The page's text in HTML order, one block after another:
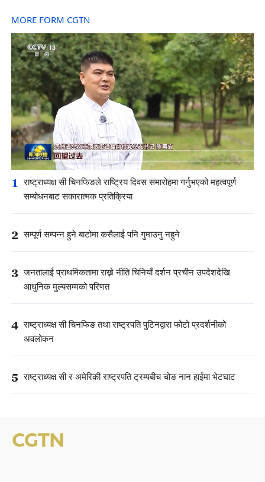
MORE FORM CGTN
1 राष्ट्राध्यक्ष सी चिनफिङले राष्ट्रिय दिवस समारोहमा गर्नुभएको महत्वपूर्ण
सम्बोधनबाट सकारात्मक प्रतिक्रिया
2 सम्पूर्ण सम्पन्न हुने बाटोमा कसैलाई पनि गुमाउनु नहुने
3 जनतालाई प्राथमिकतामा राख्ने नीति चिनियाँ दर्शन प्रचीन उपदेशदेखि
आधुनिक मुल्यसम्मको परिणत
4 राष्ट्राध्यक्ष सी चिनफिङ तथा राष्ट्रपति पुटिनद्वारा फोटो प्रदर्शनीको
अवलोकन
5 राष्ट्राध्यक्ष सी र अमेरिकी राष्ट्रपति ट्रम्पबीच चोङ नान हाईमा भेटघाट